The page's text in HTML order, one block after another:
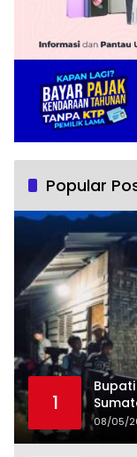
Popular
1
08/05/